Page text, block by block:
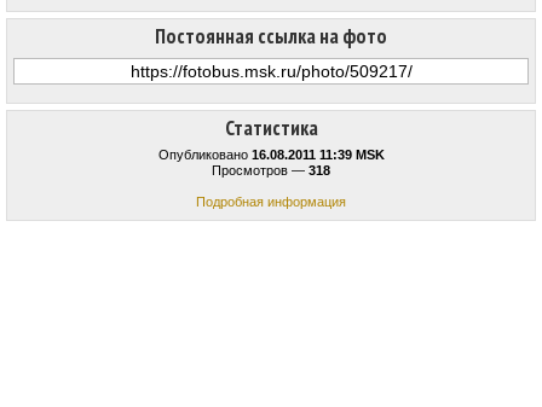
Статистика
Опубликовано 16.08.2011 11:39 MSK
Просмотров — 318
Подробная информация
Постоянная ссылка на фото